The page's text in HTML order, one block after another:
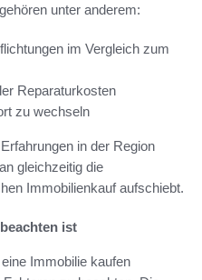
unter anderem:
im Vergleich zum
Reparaturkosten
zu wechseln
in der Region
gleichzeitig die
Immobilienkauf aufschiebt.
ist
Immobilie kaufen